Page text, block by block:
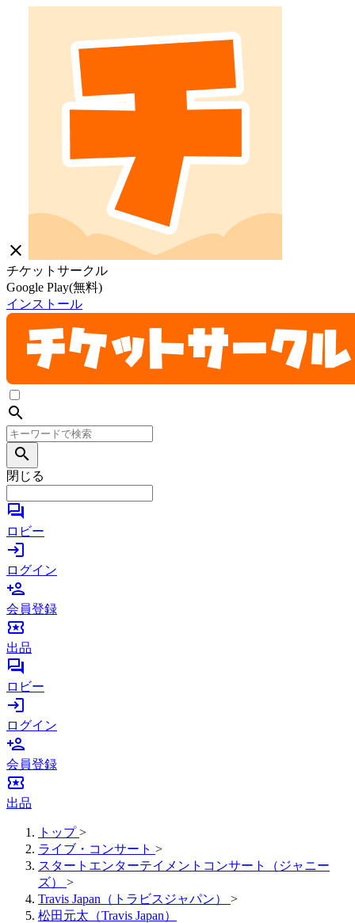
close
チケットサークル
Google Play(無料)
インストール
search
search
閉じる
forum
ロビー
login
ログイン
person_add
会員登録
local_activity
出品
forum
ロビー
login
ログイン
person_add
会員登録
local_activity
出品
トップ >
ライブ・コンサート >
スタートエンターテイメントコンサート（ジャニー
ズ）
>
Travis Japan（トラビスジャパン）
>
松田元太（Travis Japan）